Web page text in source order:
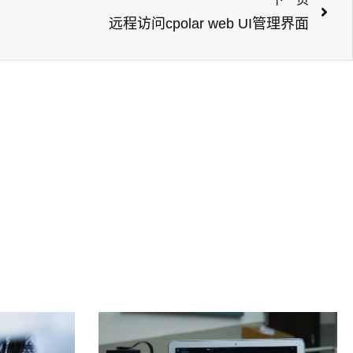
远程访问cpolar web UI管理界面